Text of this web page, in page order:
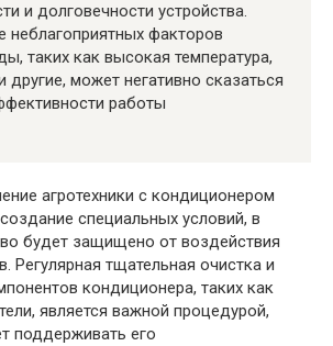
и долговечности устройства.
неблагоприятных факторов
таких как высокая температура,
другие, может негативно сказаться
работы
агротехники с кондиционером
специальных условий, в
будет защищено от воздействия
Регулярная тщательная очистка и
кондиционера, таких как
является важной процедурой,
поддерживать его